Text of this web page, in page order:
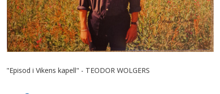
"Episod i Vikens kapell" - TEODOR WOLGERS